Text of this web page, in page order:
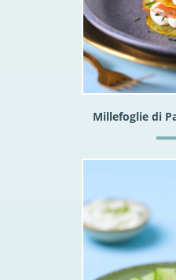
Millefoglie di